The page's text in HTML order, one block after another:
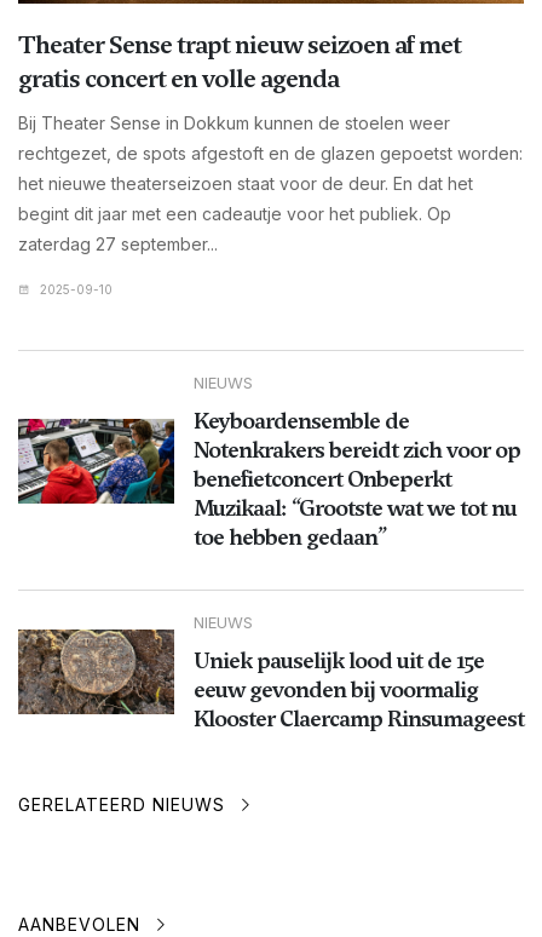
Theater Sense trapt nieuw seizoen af met
gratis concert en volle agenda
Bij Theater Sense in Dokkum kunnen de stoelen weer
rechtgezet, de spots afgestoft en de glazen gepoetst worden:
het nieuwe theaterseizoen staat voor de deur. En dat het
begint dit jaar met een cadeautje voor het publiek. Op
zaterdag 27 september...
2025-09-10
NIEUWS
Keyboardensemble de
Notenkrakers bereidt zich voor op
benefietconcert Onbeperkt
Muzikaal: “Grootste wat we tot nu
toe hebben gedaan”
NIEUWS
Uniek pauselijk lood uit de 15e
eeuw gevonden bij voormalig
Klooster Claercamp Rinsumageest
GERELATEERD NIEUWS
AANBEVOLEN